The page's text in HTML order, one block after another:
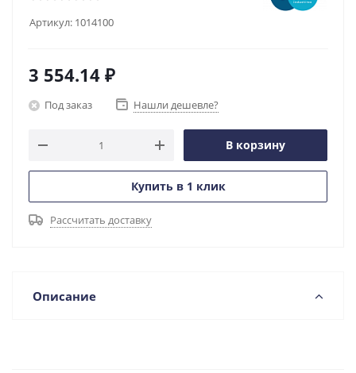
Артикул: 1014100
3 554.14 ₽
Под заказ Нашли дешевле?
В корзину
Купить в 1 клик
Рассчитать доставку
Описание